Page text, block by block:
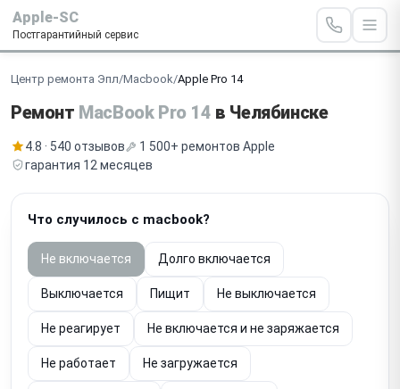
Apple-SC
Постгарантийный сервис
Центр ремонта Эпл/Macbook/Apple Pro 14
Ремонт MacBook Pro 14 в Челябинске
4.8 · 540 отзывов
1 500+ ремонтов Apple
гарантия 12 месяцев
Что случилось с macbook?
Не включается Долго включается
Выключается Пищит Не выключается
Не реагирует Не включается и не заряжается
Не работает Не загружается